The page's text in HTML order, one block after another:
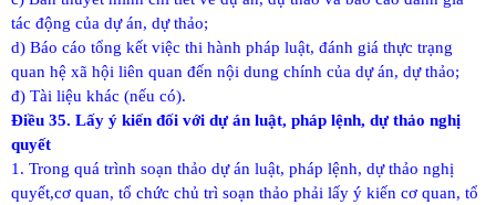
tác động của dự án, dự thảo;
d) Báo cáo tổng kết việc thi hành pháp luật, đánh giá thực trạng
quan hệ xã hội liên quan đến nội dung chính của dự án, dự thảo;
đ) Tài liệu khác (nếu có).
Điều 35. Lấy ý kiến đối với dự án luật, pháp lệnh, dự thảo nghị
quyết
1. Trong quá trình soạn thảo dự án luật, pháp lệnh, dự thảo nghị
quyết,cơ quan, tổ chức chủ trì soạn thảo phải lấy ý kiến cơ quan, tổ